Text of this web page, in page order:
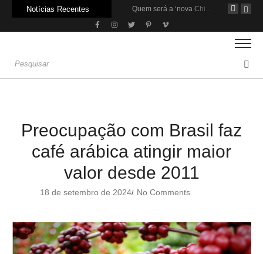
Notícias Recentes Quem será a ‘nova China’ do agro quando o apetite de Pequim acabar?
Preocupação com Brasil faz
café arábica atingir maior
valor desde 2011
18 de setembro de 2024/ No Comments